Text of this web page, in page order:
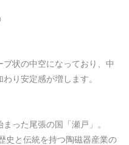
状の中空になっており、中
り安定感が増します。
った尾張の国「瀬戸」。
史と伝統を持つ陶磁器産業の